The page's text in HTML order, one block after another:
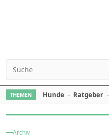
Search for:
THEMEN Hunde Ratgeber
Archiv